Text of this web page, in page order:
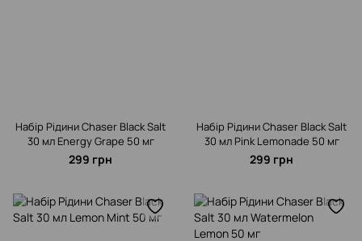
Набір Рідини Chaser Black Salt
30 мл Energy Grape 50 мг
299 грн
Набір Рідини Chaser Black Salt
30 мл Pink Lemonade 50 мг
299 грн